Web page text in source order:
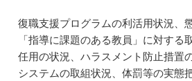
復職支援プログラムの利活用状況、
「指導に課題のある教員」に対する
任用の状況、ハラスメント防止措置
システムの取組状況、体罰等の実態